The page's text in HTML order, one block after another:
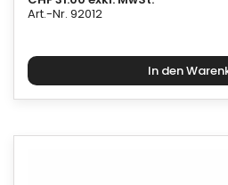
Art.-Nr. 92012